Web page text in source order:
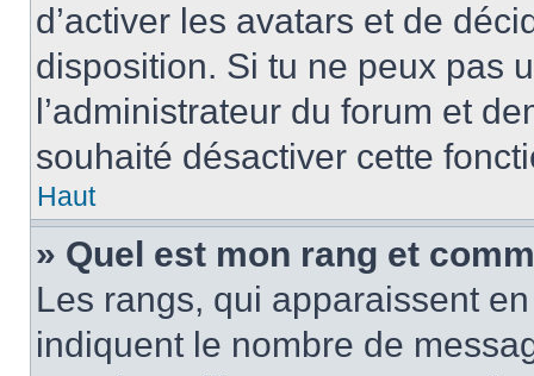
d’activer les avatars et de
disposition. Si tu ne peux pas
l’administrateur du forum et
souhaité désactiver cette
Haut
» Quel est mon rang et
Les rangs, qui apparaissent
indiquent le nombre de